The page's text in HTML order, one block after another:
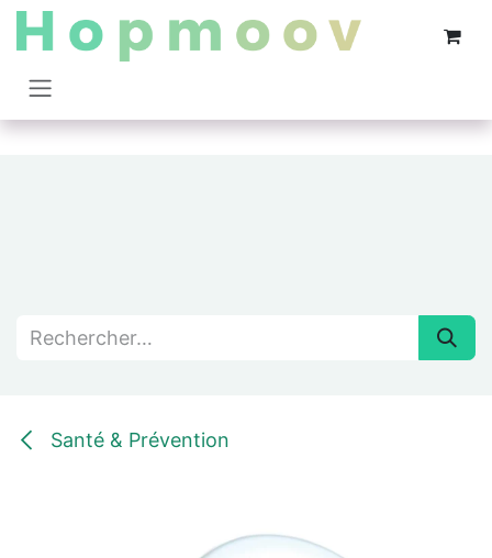
Se rendre au contenu
Santé & Prévention